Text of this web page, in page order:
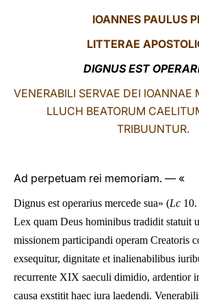
IOANNES PAULUS
LITTERAE
DIGNUS EST
VENERABILI SERVAE DEI IOANNAE
LLUCH BEATORUM
TRIBUUNTUR.
Ad perpetuam rei memoriam. — «
Dignus est operarius mercede sua» (Lc 10.
Lex quam Deus hominibus tradidit statuit
missionem participandi operam Creatoris
exsequitur, dignitate et inalienabilibus
recurrente XIX saeculi dimidio, ardentior
causa exstitit haec iura laedendi.